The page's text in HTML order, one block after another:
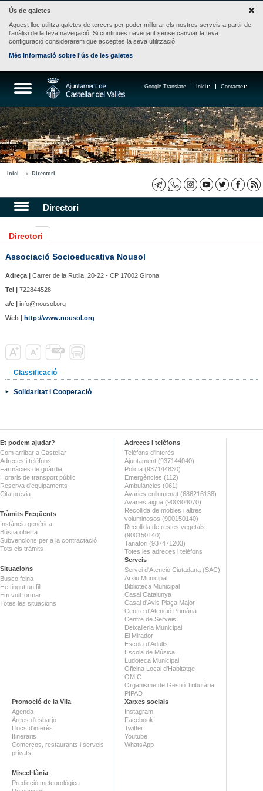
Ús de galetes
Aquest lloc utilitza galetes de tercers per poder millorar els nostres serveis a partir de
l'anàlisi de la teva navegació. Si continues navegant sense canviar la teva
configuració considerarem que acceptes la seva utilització.
Més informació sobre l'ús de les galetes
Contacte
Inici
Google Translate
Inici Directori
Directori
Directori
Associació Socioeducativa Nousol
Adreça |Carrer de la Rutlla, 20-22 - CP 17002 Girona
Tel |722844528
a/e |info@nousol.org
Web | http://www.nousol.org
Classificació
Solidaritat i Cooperació
Et podem ajudar?
Com arribar a Castellar
Adreces i telèfons
Farmàcies de guàrdia
Horaris de transport públic
Reserva d'equipaments
Cita prèvia
Tràmits Freqüents
Instància genèrica
Bústia oberta
Subvencions per a la contractació
Tots els tràmits
Situacions
Busco feina
He tingut un fill
Em vull formar
Totes les situacions
Adreces i telèfons
Telèfons d'interès
Ajuntament (937144040)
Policia (937144830)
Emergències (112)
Ambulàncies (061)
Avaries enllumenat (686216138)
Avaries aigua (900304070)
Recollida de mobles i altres
voluminosos (900150140)
Recollida de restes vegetals
(900150140)
Tanatori (937471203)
Totes les adreces i telèfons
Serveis
Servei d'Atenció Ciutadana (SAC)
Arxiu Municipal
Biblioteca Municipal
Casal Catalunya
Casal d'Avis Plaça Major
Centre d'Atenció Primària
Centre de Serveis
Deixalleria Municipal
El Mirador
Escola d'Adults
Escola de Música
Ludoteca Municipal
Oficina Local d'Habitatge
OMIC
Organisme de Gestió Tributària
PIPAD
Promoció de la Vila
Agenda
Àrees d'esbarjo
Llocs d'interès
Itineraris
Comerços, restaurants i serveis
privats
Miscel·lània
Predicció meteorològica
Xarxes socials
Instagram
Facebook
Twitter
Youtube
WhatsApp